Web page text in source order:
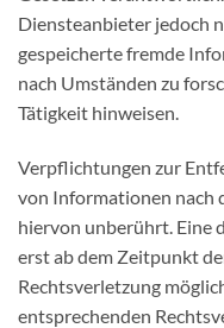
Diensteanbieter jedoch
gespeicherte fremde
nach Umständen zu
Tätigkeit hinweisen.
Verpflichtungen zur
von Informationen nach
hiervon unberührt. Eine
erst ab dem Zeitpunkt
Rechtsverletzung
entsprechenden